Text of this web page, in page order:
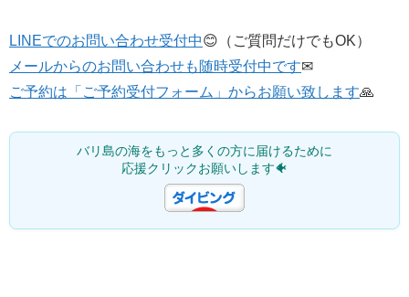
LINEでのお問い合わせ受付中😊（ご質問だけでもOK）
メールからのお問い合わせも随時受付中です✉
ご予約は「ご予約受付フォーム」からお願い致します🙏
バリ島の海をもっと多くの方に届けるために
応援クリックお願いします🐠